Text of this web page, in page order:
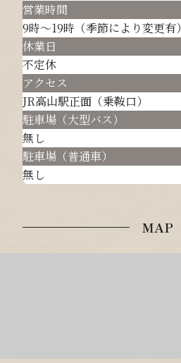
営業時間
9時～19時（季節により変更有）
休業日
不定休
アクセス
JR高山駅正面（乗鞍口）
駐車場（大型バス）
無し
駐車場（普通車）
無し
MAP